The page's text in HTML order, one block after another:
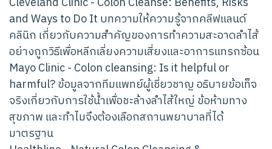
and Ways to Do It บทความให้ความรู้จากคลีฟแลนด์
คลินิก เกี่ยวกับความสำคัญของการทำความสะอาดลำไส้
อย่างถูกวิธีเพื่อหลีกเลี่ยงความเสี่ยงและอาการแทรกซ้อน
Mayo Clinic - Colon cleansing: Is it helpful or
harmful? ข้อมูลจากทีมแพทย์ผู้เชี่ยวชาญ อธิบายข้อเท็จ
จริงเกี่ยวกับการใช้น้ำเพื่อชะล้างลำไส้ใหญ่ ข้อห้ามทาง
สุขภาพ และทำไมจึงต้องเลือกสถานพยาบาลที่ได้
มาตรฐาน